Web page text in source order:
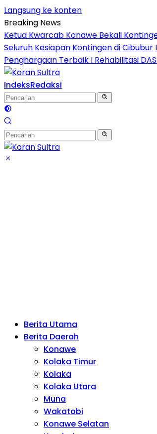
Langsung ke konten
Breaking News
Ketua Kwarcab Konawe Bekali
Seluruh Kesiapan Kontingen di Cibubur
Penghargaan Terbaik I Rehabilitasi
IndeksRedaksi
Berita Utama
Berita Daerah
Konawe
Kolaka Timur
Kolaka
Kolaka Utara
Muna
Wakatobi
Konawe Selatan